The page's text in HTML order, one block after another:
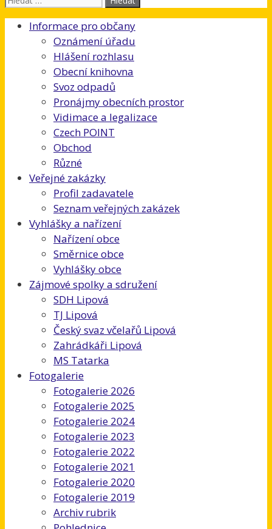
Informace pro občany
Oznámení úřadu
Hlášení rozhlasu
Obecní knihovna
Svoz odpadů
Pronájmy obecních prostor
Vidimace a legalizace
Czech POINT
Obchod
Různé
Veřejné zakázky
Profil zadavatele
Seznam veřejných zakázek
Vyhlášky a nařízení
Nařízení obce
Směrnice obce
Vyhlášky obce
Zájmové spolky a sdružení
SDH Lipová
TJ Lipová
Český svaz včelařů Lipová
Zahrádkáři Lipová
MS Tatarka
Fotogalerie
Fotogalerie 2026
Fotogalerie 2025
Fotogalerie 2024
Fotogalerie 2023
Fotogalerie 2022
Fotogalerie 2021
Fotogalerie 2020
Fotogalerie 2019
Archiv rubrik